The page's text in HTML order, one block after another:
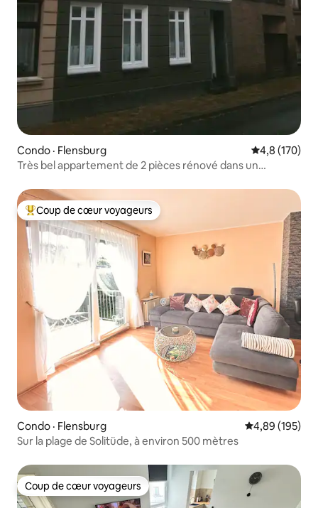
Condo · Flensburg Note
4,8 (170)
Très bel appartement de 2 pièces rénové dans un
Coup de cœur voyageurs parmi les plus aimés
Coup de cœur voyageurs
Condo · Flensburg Note
4,89 (195)
Sur la plage de Solitüde, à environ 500 mètres
Coup de cœur voyageurs
Coup de cœur voyageurs